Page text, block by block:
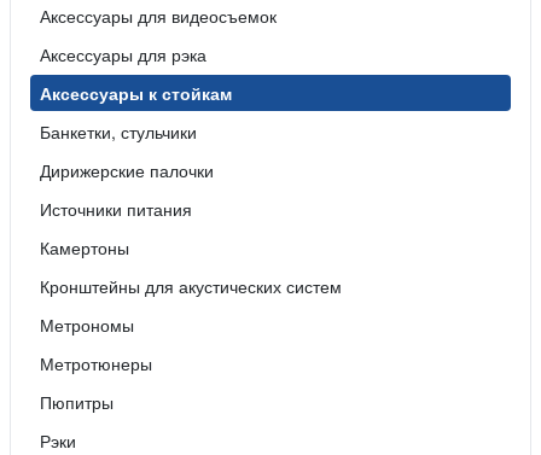
Аксессуары для видеосъемок
Аксессуары для рэка
Аксессуары к стойкам
Банкетки, стульчики
Дирижерские палочки
Источники питания
Камертоны
Кронштейны для акустических систем
Метрономы
Метротюнеры
Пюпитры
Рэки